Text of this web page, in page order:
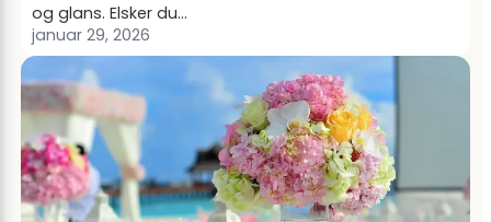
og glans. Elsker du…
januar 29, 2026